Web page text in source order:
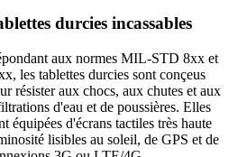
durcies incassables
aux normes MIL-STD 8xx et
les tablettes durcies sont conçeus
résister aux chocs, aux chutes et aux
d'eau et de poussières. Elles
équipées d'écrans tactiles très haute
lisibles au soleil, de GPS et de